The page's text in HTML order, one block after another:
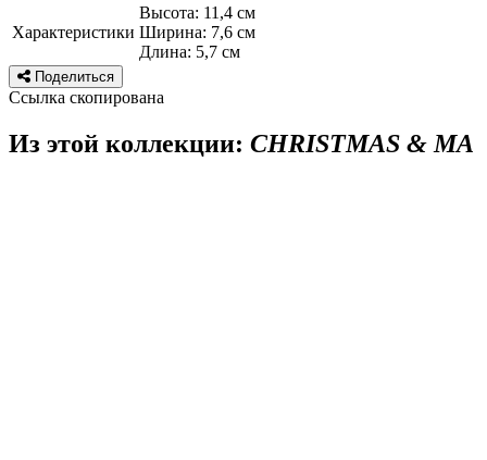
Характеристики
Высота: 11,4 см
Ширина: 7,6 см
Длина: 5,7 см
Поделиться
Ссылка скопирована
Из этой коллекции: CHRISTMAS & MA